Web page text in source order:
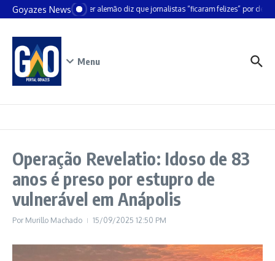
Ir para o conteúdo
Goyazes NewsChanceler alemão diz que jornalistas “ficaram felizes” por deixar
Menu
Operação Revelatio: Idoso de 83
anos é preso por estupro de
vulnerável em Anápolis
Por Murillo Machado 15/09/2025 12:50 PM